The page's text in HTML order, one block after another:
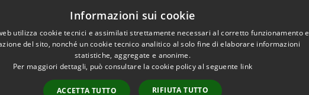
Informazioni sui cookie
utilizza cookie tecnici e assimilati strettamente necessari al corretto funzionamento e
del sito, nonché un cookie tecnico analitico al solo fine di elaborare informazioni
statistiche, aggregate e anonime.
Per maggiori dettagli, può consultare la cookie policy al seguente link
ACCETTA TUTTO RIFIUTA TUTTO